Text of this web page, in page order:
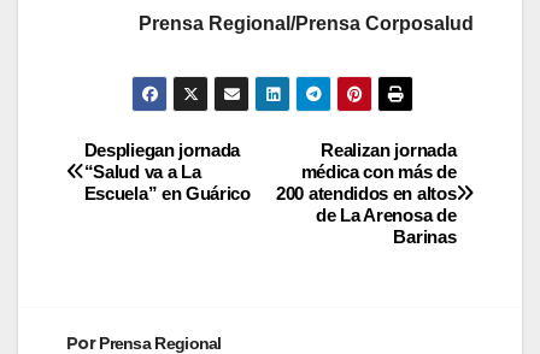
Prensa Regional/Prensa Corposalud
Realizan jornada
médica con más de
200 atendidos en altos
de La Arenosa de
Barinas
Despliegan jornada
“Salud va a La
Escuela” en Guárico
PorPrensa Regional